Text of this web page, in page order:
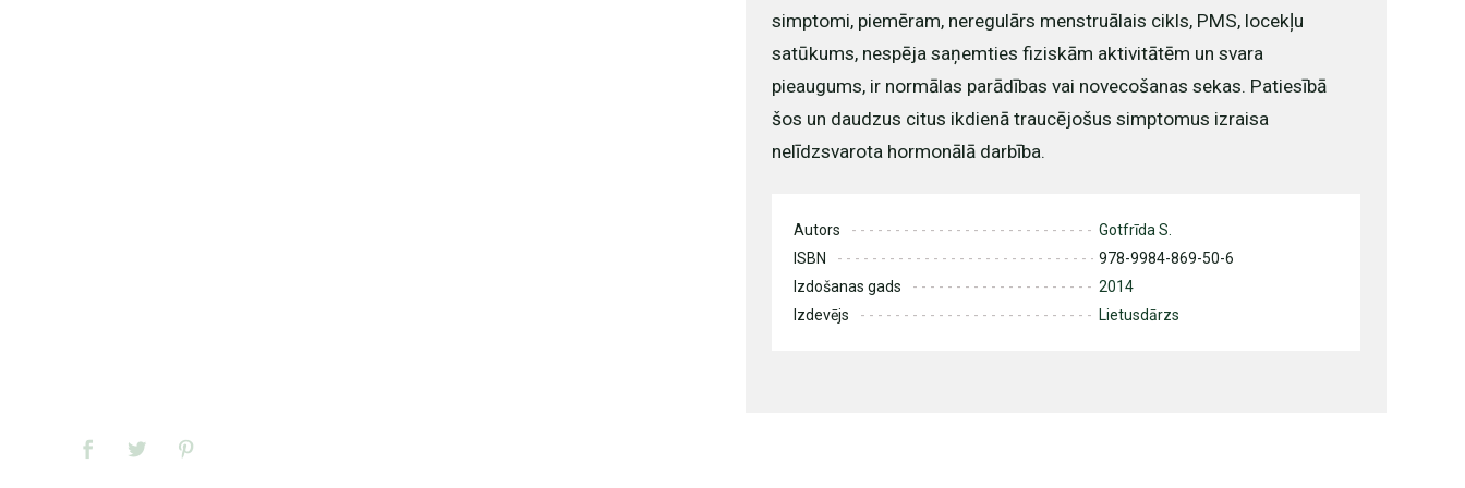
simptomi, piemēram, neregulārs menstruālais cikls, PMS, locekļu
satūkums, nespēja saņemties fiziskām aktivitātēm un svara
pieaugums, ir normālas parādības vai novecošanas sekas. Patiesībā
šos un daudzus citus ikdienā traucējošus simptomus izraisa
nelīdzsvarota hormonālā darbība.
Autors
Gotfrīda S.
ISBN
978-9984-869-50-6
Izdošanas gads
2014
Izdevējs
Lietusdārzs